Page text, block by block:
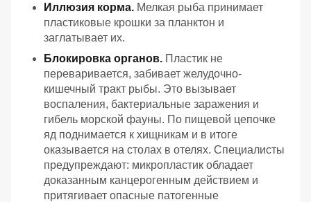
Иллюзия корма. Мелкая рыба принимает
пластиковые крошки за планктон и
заглатывает их.
Блокировка органов. Пластик не
переваривается, забивает желудочно-
кишечный тракт рыбы. Это вызывает
воспаления, бактериальные заражения и
гибель морской фауны. По пищевой цепочке
яд поднимается к хищникам и в итоге
оказывается на столах в отелях. Специалисты
предупреждают: микропластик обладает
доказанным канцерогенным действием и
притягивает опасные патогенные